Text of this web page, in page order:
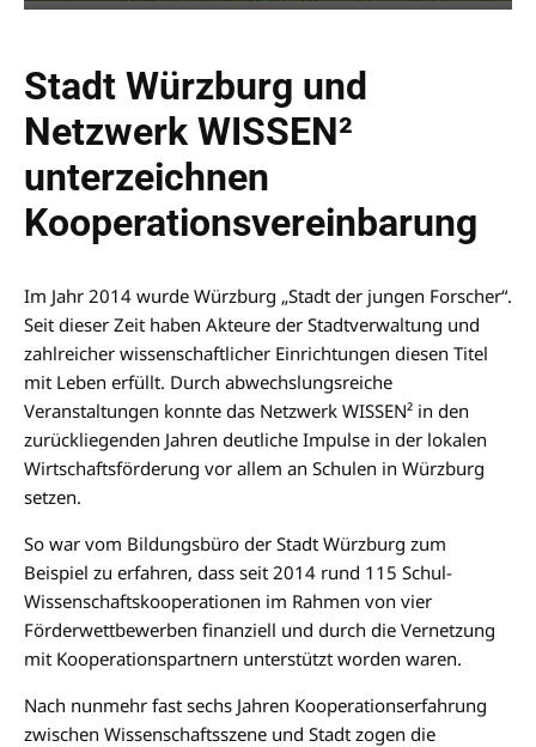
Stadt Würzburg und
Netzwerk WISSEN²
unterzeichnen
Kooperationsvereinbarung
Im Jahr 2014 wurde Würzburg „Stadt der jungen Forscher“.
Seit dieser Zeit haben Akteure der Stadtverwaltung und
zahlreicher wissenschaftlicher Einrichtungen diesen Titel
mit Leben erfüllt. Durch abwechslungsreiche
Veranstaltungen konnte das Netzwerk WISSEN² in den
zurückliegenden Jahren deutliche Impulse in der lokalen
Wirtschaftsförderung vor allem an Schulen in Würzburg
setzen.
So war vom Bildungsbüro der Stadt Würzburg zum
Beispiel zu erfahren, dass seit 2014 rund 115 Schul-
Wissenschaftskooperationen im Rahmen von vier
Förderwettbewerben finanziell und durch die Vernetzung
mit Kooperationspartnern unterstützt worden waren.
Nach nunmehr fast sechs Jahren Kooperationserfahrung
zwischen Wissenschaftsszene und Stadt zogen die